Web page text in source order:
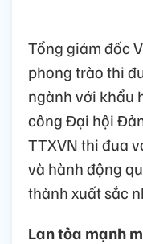
Tổng giám đốc
phong trào thi
ngành với khẩu
công Đại hội
TTXVN thi đua
và hành động
thành xuất sắc
Lan tỏa mạnh